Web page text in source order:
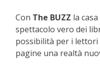
Con The BUZZ la
spettacolo vero dei
possibilità per i lettori
pagine una realtà